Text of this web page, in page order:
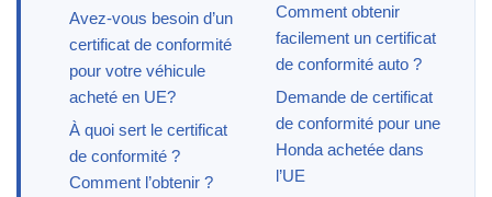
Avez-vous besoin d’un
certificat de conformité
pour votre véhicule
acheté en UE?
À quoi sert le certificat
de conformité ?
Comment l’obtenir ?
Comment obtenir
facilement un certificat
de conformité auto ?
Demande de certificat
de conformité pour une
Honda achetée dans
l’UE